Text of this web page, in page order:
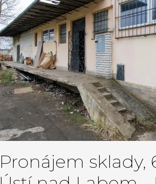
Pronájem sklady,